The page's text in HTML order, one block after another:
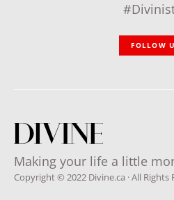
FOLLOW
Making your life a little
Copyright © 2022 Divine.ca · All Rights